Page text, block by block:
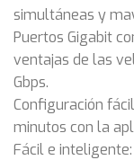
simultáneas y
Puertos Gigabit
ventajas de las
Gbps.
Configuración
minutos con la
Fácil e